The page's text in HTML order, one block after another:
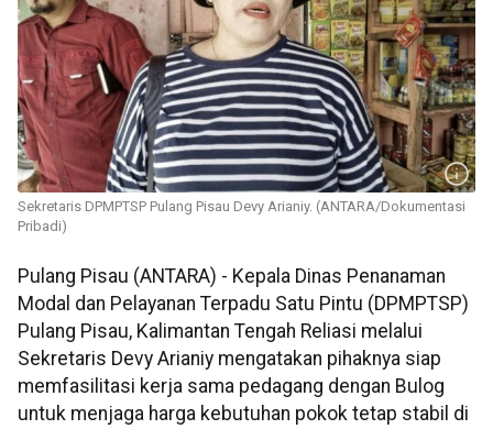
Sekretaris DPMPTSP Pulang Pisau Devy Arianiy. (ANTARA/Dokumentasi
Pribadi)
Pulang Pisau (ANTARA) - Kepala Dinas Penanaman
Modal dan Pelayanan Terpadu Satu Pintu (DPMPTSP)
Pulang Pisau, Kalimantan Tengah Reliasi melalui
Sekretaris Devy Arianiy mengatakan pihaknya siap
memfasilitasi kerja sama pedagang dengan Bulog
untuk menjaga harga kebutuhan pokok tetap stabil di